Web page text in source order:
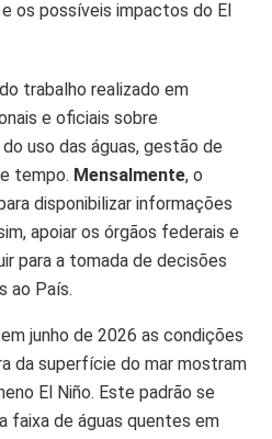
os possíveis impactos do El
trabalho realizado em
e oficiais sobre
uso das águas, gestão de
tempo. Mensalmente, o
disponibilizar informações
apoiar os órgãos federais e
para a tomada de decisões
ao País.
junho de 2026 as condições
da superfície do mar mostram
El Niño. Este padrão se
faixa de águas quentes em